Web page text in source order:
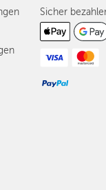
Sicher